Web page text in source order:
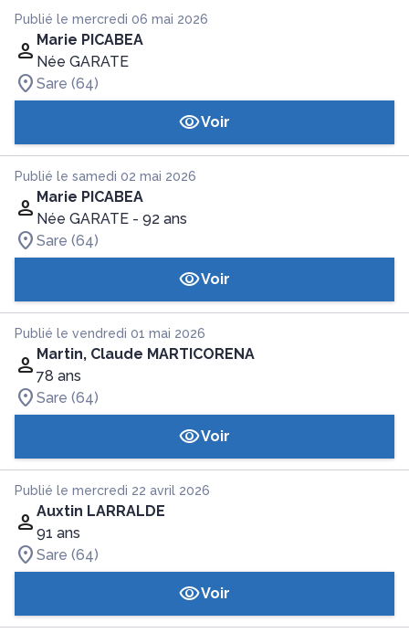
Publié le mercredi 06 mai 2026
Marie PICABEA
Née GARATE
Sare (64)
Voir
Publié le samedi 02 mai 2026
Marie PICABEA
Née GARATE - 92 ans
Sare (64)
Voir
Publié le vendredi 01 mai 2026
Martin, Claude MARTICORENA
78 ans
Sare (64)
Voir
Publié le mercredi 22 avril 2026
Auxtin LARRALDE
91 ans
Sare (64)
Voir